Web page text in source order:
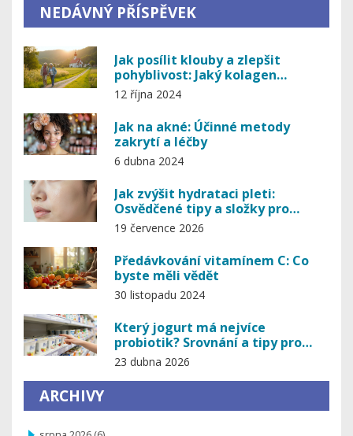
NEDÁVNÝ PŘÍSPĚVEK
Jak posílit klouby a zlepšit
pohyblivost: Jaký kolagen
pomáhá
12 října 2024
Jak na akné: Účinné metody
zakrytí a léčby
6 dubna 2024
Jak zvýšit hydrataci pleti:
Osvědčené tipy a složky pro
dokonalou pleť
19 července 2026
Předávkování vitamínem C: Co
byste měli vědět
30 listopadu 2024
Který jogurt má nejvíce
probiotik? Srovnání a tipy pro
zdravé střevo
23 dubna 2026
ARCHIVY